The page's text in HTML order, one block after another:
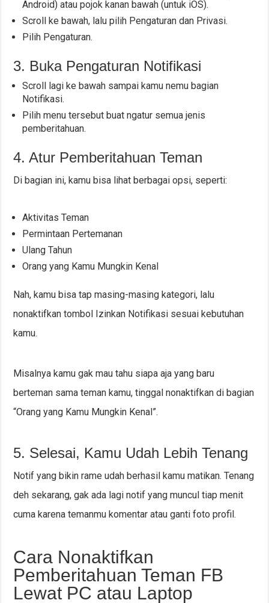
Android) atau pojok kanan bawah (untuk iOS).
Scroll ke bawah, lalu pilih Pengaturan dan Privasi.
Pilih Pengaturan.
3. Buka Pengaturan Notifikasi
Scroll lagi ke bawah sampai kamu nemu bagian
Notifikasi.
Pilih menu tersebut buat ngatur semua jenis
pemberitahuan.
4. Atur Pemberitahuan Teman
Di bagian ini, kamu bisa lihat berbagai opsi, seperti:
Aktivitas Teman
Permintaan Pertemanan
Ulang Tahun
Orang yang Kamu Mungkin Kenal
Nah, kamu bisa tap masing-masing kategori, lalu
nonaktifkan tombol Izinkan Notifikasi sesuai kebutuhan
kamu.
Misalnya kamu gak mau tahu siapa aja yang baru
berteman sama teman kamu, tinggal nonaktifkan di bagian
“Orang yang Kamu Mungkin Kenal”.
5. Selesai, Kamu Udah Lebih Tenang
Notif yang bikin rame udah berhasil kamu matikan. Tenang
deh sekarang, gak ada lagi notif yang muncul tiap menit
cuma karena temanmu komentar atau ganti foto profil.
Cara Nonaktifkan
Pemberitahuan Teman FB
Lewat PC atau Laptop